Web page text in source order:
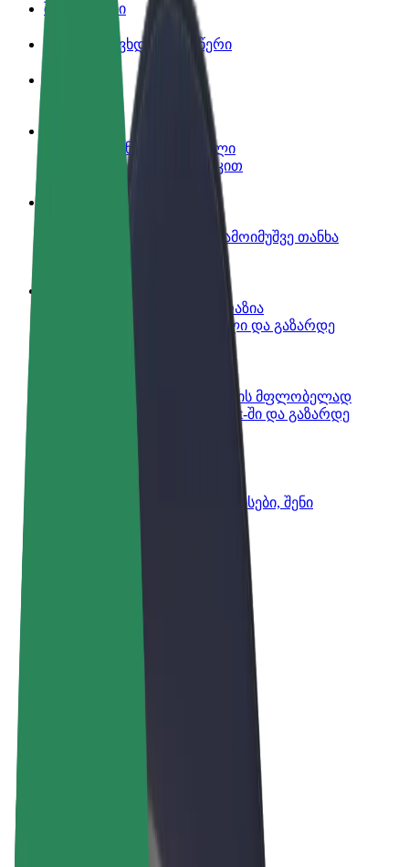
შეღავათები
როგორ გავხდე გამომწერი
გახდი პარტნიორი მძღოლი
იმუშავე საკუთარი გრაფიკით
შეასრულე შეკვეთები და გამოიმუშვე თანხა
დაამატე რესტორანი ან მაღაზია
მოიზიდე მეტი მომხმარებელი და გაზარდე
დარეგისტრირდი ავტოპარკის მფლობელად
დაამატე შენი ავტოპარკი Bolt-ში და გაზარდე
Bolt-ის პროდუქტები და სერვისები, შენი